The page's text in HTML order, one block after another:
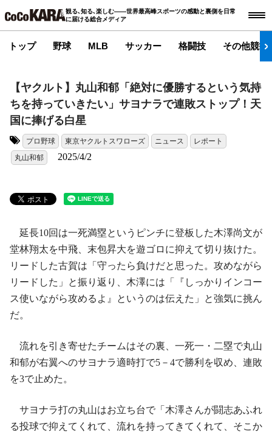
観る､知る､楽しむ――世界最高峰スポーツの感動と裏側を日常
に届ける総合メディア
トップ 野球 MLB サッカー 格闘技 その他競技
【ヤクルト】丸山和郁「絶対に優勝するという気持
ちを持っていきたい」サヨナラで連敗ストップ！天
国に捧げる白星
プロ野球 東京ヤクルトスワローズ ニュース
レポート
丸山和郁
2025/4/2
延長10回は一死満塁というピンチに登板した木澤尚文が
堂林翔太を中飛、末包昇大を遊ゴロに抑えて切り抜けた。
リードした古賀は「守ったら負けだと思った。攻めながら
リードした」と振り返り、木澤には「『しっかりインコー
ス使いながら攻めるよ』というのは伝えた」と強気に挑ん
だ。
流れを引き寄せたチームはその裏、一死一・二塁で丸山
和郁が右翼へのサヨナラ適時打で5－4で勝利を収め、連敗
を3で止めた。
サヨナラ打の丸山はお立ち台で「木澤さんが闘志あふれ
る投球で抑えてくれて、流れを持ってきてくれて、そこか